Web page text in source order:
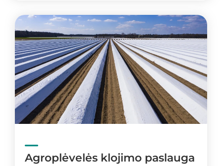
Agroplėvelės klojimo paslauga